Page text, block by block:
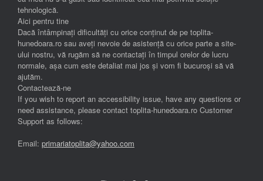
tehnologică.
Aici pentru tine
Dacă întâmpinați dificultăți cu orice conținut de pe toplita-
hunedoara.ro sau aveți nevoie de asistență cu orice parte a site-
ului nostru, vă rugăm să ne contactați în timpul orelor de lucru
normale, așa cum este detaliat mai jos și vom fi bucuroși să vă
ajutăm.
Contactează-ne
If you wish to report an accessibility issue, have any questions or
need assistance, please contact toplita-hunedoara.ro Customer
Support as follows:
Email: primariatoplita@yahoo.com